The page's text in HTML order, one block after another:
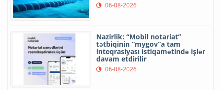
06-08-2026
Nazirlik: “Mobil notariat”
tətbiqinin “mygov”a tam
inteqrasiyası istiqamətində işlər
davam etdirilir
06-08-2026